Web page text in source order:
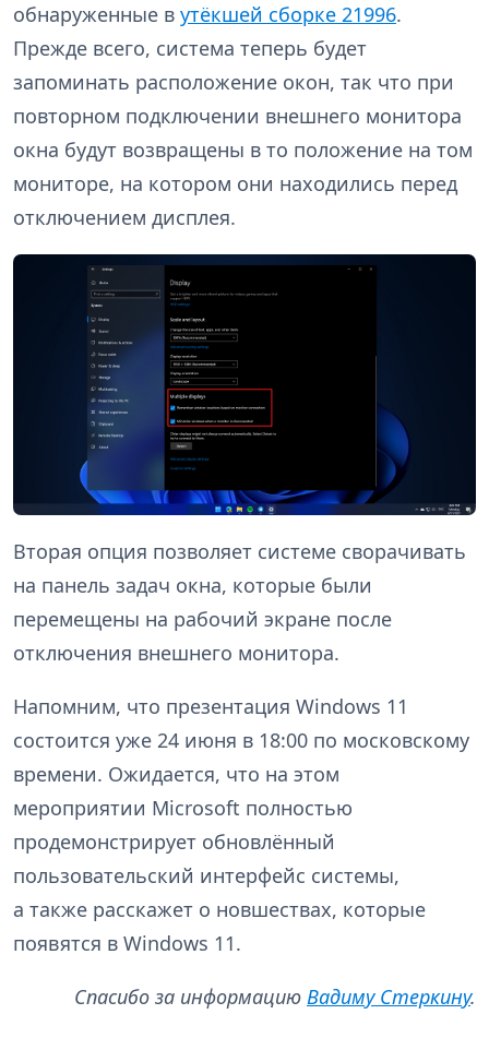
обнаруженные в утёкшей сборке 21996.
Прежде всего, система теперь будет
запоминать расположение окон, так что при
повторном подключении внешнего монитора
окна будут возвращены в то положение на том
мониторе, на котором они находились перед
отключением дисплея.
Вторая опция позволяет системе сворачивать
на панель задач окна, которые были
перемещены на рабочий экране после
отключения внешнего монитора.
Напомним, что презентация Windows 11
состоится уже 24 июня в 18:00 по московскому
времени. Ожидается, что на этом
мероприятии Microsoft полностью
продемонстрирует обновлённый
пользовательский интерфейс системы,
а также расскажет о новшествах, которые
появятся в Windows 11.
Спасибо за информацию Вадиму Стеркину.